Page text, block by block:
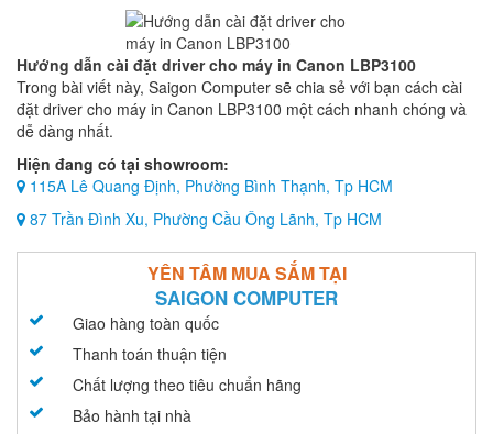
Hướng dẫn cài đặt driver cho máy in Canon LBP3100
Trong bài viết này, Saigon Computer sẽ chia sẻ với bạn cách cài
đặt driver cho máy in Canon LBP3100 một cách nhanh chóng và
dễ dàng nhất.
Hiện đang có tại showroom:
115A Lê Quang Định, Phường Bình Thạnh, Tp HCM
87 Trần Đình Xu, Phường Cầu Ông Lãnh, Tp HCM
YÊN TÂM MUA SẮM TẠI
SAIGON COMPUTER
Giao hàng toàn quốc
Thanh toán thuận tiện
Chất lượng theo tiêu chuẩn hãng
Bảo hành tại nhà